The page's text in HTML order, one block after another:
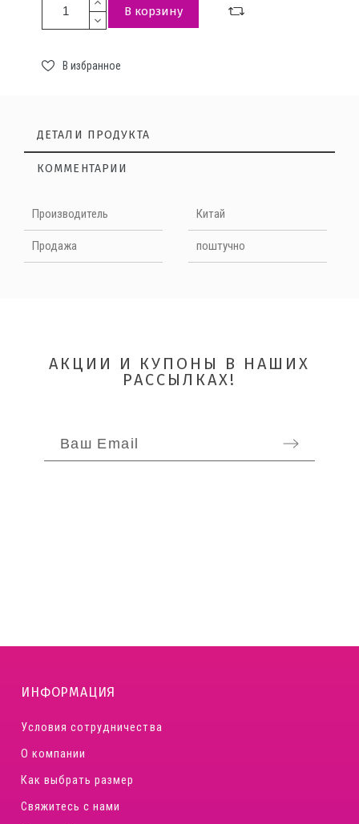
В корзину
В избранное
ДЕТАЛИ ПРОДУКТА
КОММЕНТАРИИ
Производитель Китай
Продажа поштучно
Нет отзывов на данный момент
НАПИШИТЕ ОТЗЫВ
АКЦИИ И КУПОНЫ В НАШИХ
РАССЫЛКАХ!
ИНФОРМАЦИЯ
Условия сотрудничества
О компании
Как выбрать размер
Свяжитесь с нами